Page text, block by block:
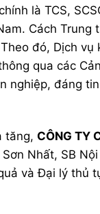
là TCS,
Cách Trung
đó, Dịch vụ
qua các
nghiệp, đáng
tăng, CÔNG TY
Nhất, SB
và Đại lý thủ